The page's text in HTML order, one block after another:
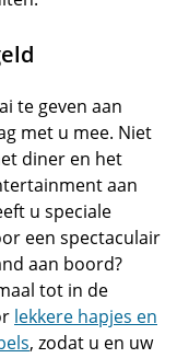
te geven aan
met u mee. Niet
diner en het
aan
u speciale
een spectaculair
aan boord?
tot in de
lekkere hapjes en
, zodat u en uw